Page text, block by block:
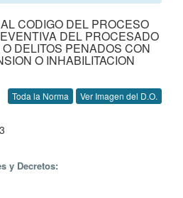
CODIGO DEL PROCESO
DEL PROCESADO
DELITOS PENADOS CON
O INHABILITACION
Toda la Norma Ver Imagen del D.O.
y Decretos: